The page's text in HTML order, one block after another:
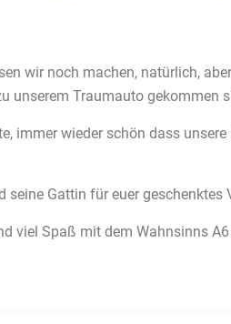
wir noch machen, natürlich,
unserem Traumauto gekommen
immer wieder schön dass
seine Gattin für euer geschenktes
viel Spaß mit dem Wahnsinns